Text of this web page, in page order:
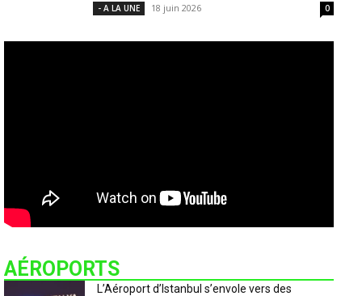
- A LA UNE 18 juin 2026 0
AÉROPORTS
L’Aéroport d’Istanbul s’envole vers des